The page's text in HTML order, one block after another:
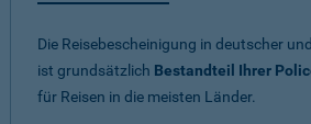
Die Reisebescheinigung in deutscher
ist grundsätzlich Bestandteil Ihrer
für Reisen in die meisten Länder.